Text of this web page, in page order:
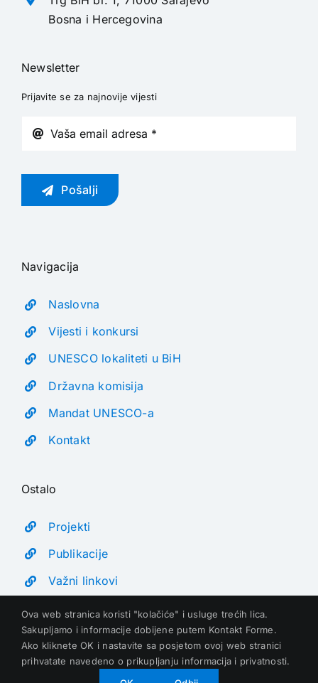
Bosna i Hercegovina
Newsletter
Prijavite se za najnovije vijesti
Pošalji
Navigacija
Naslovna
Vijesti i konkursi
UNESCO lokaliteti u BiH
Državna komisija
Mandat UNESCO-a
Kontakt
Ostalo
Projekti
Publikacije
Važni linkovi
2026 UNESCO BiH | Sva prava zadržana | Developed by
Ova web stranica koristi "kolačiće" i usluge trećih lica.
Sakupljamo i informacije dobijene putem Kontakt Forme.
Ako kliknete OK i nastavite sa posjetom ovoj web stranici
prihvatate navedeno o prikupljanju informacija i privatnosti.